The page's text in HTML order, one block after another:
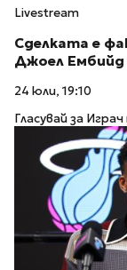
Livestream
Сделката е
Джоел Ембийд
24 юли, 19:10
Гласувай за